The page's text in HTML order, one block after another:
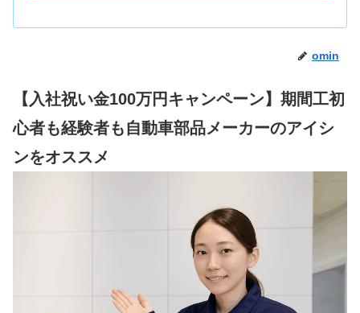
omin
【入社祝い金100万円キャンペーン】期間工初
心者も経験者も自動車部品メーカーのアイシ
ンをオススメ